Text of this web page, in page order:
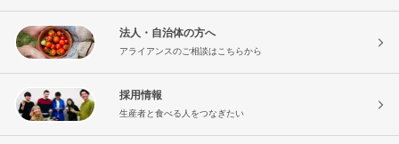
法人・自治体の方へ
アライアンスのご相談はこちらから
採用情報
生産者と食べる人をつなぎたい